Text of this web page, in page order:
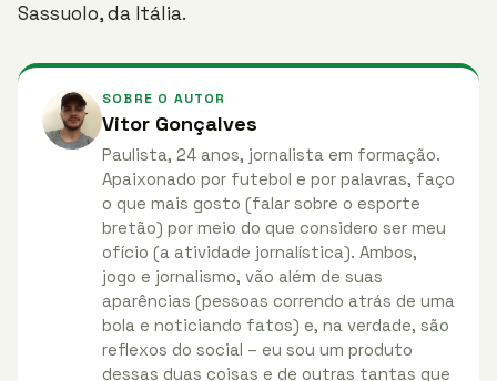
Sassuolo, da Itália.
SOBRE O AUTOR
Vitor Gonçalves
Paulista, 24 anos, jornalista em formação.
Apaixonado por futebol e por palavras, faço
o que mais gosto (falar sobre o esporte
bretão) por meio do que considero ser meu
ofício (a atividade jornalística). Ambos,
jogo e jornalismo, vão além de suas
aparências (pessoas correndo atrás de uma
bola e noticiando fatos) e, na verdade, são
reflexos do social – eu sou um produto
dessas duas coisas e de outras tantas que